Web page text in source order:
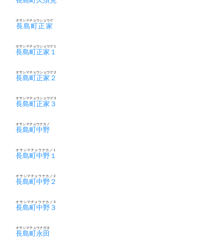
長島町正家
オサシマチョウショウゲ
長島町正家１
オサシマチョウショウゲ１
長島町正家２
オサシマチョウショウゲ２
長島町正家３
オサシマチョウショウゲ３
長島町中野
オサシマチョウナカノ
長島町中野１
オサシマチョウナカノ１
長島町中野２
オサシマチョウナカノ２
長島町中野３
オサシマチョウナカノ３
長島町永田
オサシマチョウナガタ